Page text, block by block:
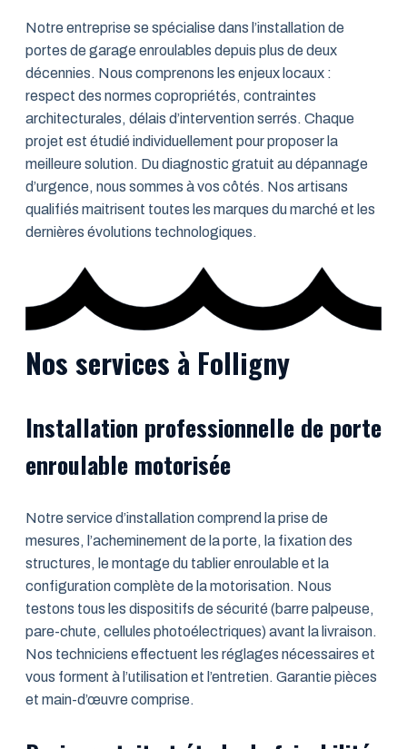
Notre entreprise se spécialise dans l’installation de
portes de garage enroulables depuis plus de deux
décennies. Nous comprenons les enjeux locaux :
respect des normes copropriétés, contraintes
architecturales, délais d’intervention serrés. Chaque
projet est étudié individuellement pour proposer la
meilleure solution. Du diagnostic gratuit au dépannage
d’urgence, nous sommes à vos côtés. Nos artisans
qualifiés maitrisent toutes les marques du marché et les
dernières évolutions technologiques.
Nos services à Folligny
Installation professionnelle de porte
enroulable motorisée
Notre service d’installation comprend la prise de
mesures, l’acheminement de la porte, la fixation des
structures, le montage du tablier enroulable et la
configuration complète de la motorisation. Nous
testons tous les dispositifs de sécurité (barre palpeuse,
pare-chute, cellules photoélectriques) avant la livraison.
Nos techniciens effectuent les réglages nécessaires et
vous forment à l’utilisation et l’entretien. Garantie pièces
et main-d’œuvre comprise.